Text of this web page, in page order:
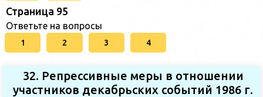
Страница 95
Ответьте на вопросы
1 2 3 4
32. Репрессивные меры в отношении
участников декабрьских событий 1986 г.